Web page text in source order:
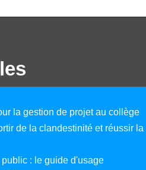
la gestion de projet au collège
de la clandestinité et réussir la
: le guide d'usage